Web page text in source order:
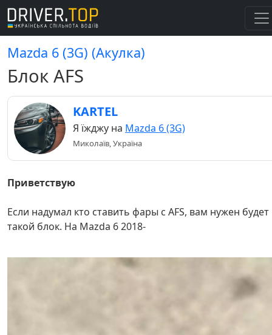
Mazda 6 (3G) (Акулка)
Блок AFS
KARTEL
Я їжджу на Mazda 6 (3G)
Миколаїв, Україна
Приветствую
Если надумал кто ставить фары с AFS, вам нужен будет
такой блок. На Mazda 6 2018-